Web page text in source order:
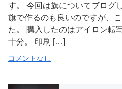
す。 今回は旗についてブログ
旗で作るのも良いのですが、
た。 購入したのはアイロン
十分。 印刷 […]
コメントなし